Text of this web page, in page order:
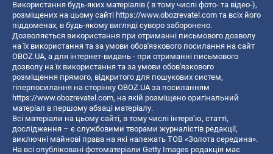
Використання будь-яких матеріалів ( в тому числі фото- та відео-),
розміщених на цьому сайті https://www.obozrevatel.com та всіх його
піддоменах, в будь-якому вигляді суворо заборонено.
Дозволяється використання при отриманні письмового дозволу
на їх використання та за умови обов'язкового посилання на сайт
OBOZ.UA, а для інтернет-видань - при отриманні письмового
дозволу на їх використання та за умови обов'язкового
розміщення прямого, відкритого для пошукових систем,
гіперпосилання на сторінку OBOZ.UA за посиланням
https://www.obozrevatel.com, на якій розміщено оригінальний
матеріал в першому абзаці матеріалу.
Всі матеріали на цьому сайті, в тому числі інтерв’ю, статті,
дослідження – є службовими творами журналістів редакції,
виключні майнові права на які належать ТОВ «Золота середина».
На всі опубліковані фотоматеріали Getty Images редакція має